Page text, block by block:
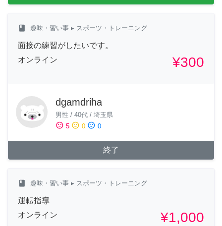
class 趣味・習い事 ▸ スポーツ・トレーニング
面接の練習がしたいです。
オンライン
¥300
dgamdriha
男性 / 40代 / 埼玉県
sentiment_satisfied 5 sentiment_neutral 0 sentiment_dissatisfied 0
終了
class 趣味・習い事 ▸ スポーツ・トレーニング
運転指導
オンライン
¥1,000